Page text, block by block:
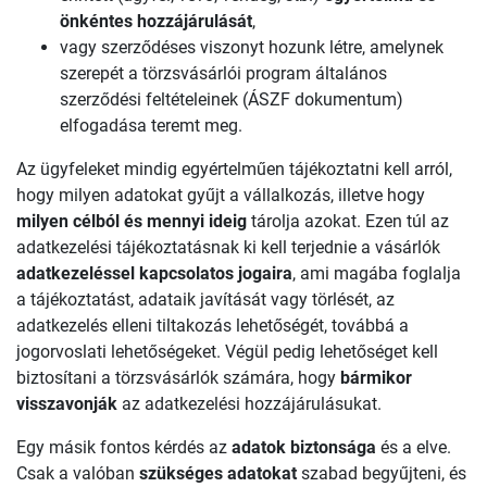
önkéntes hozzájárulását,
vagy szerződéses viszonyt hozunk létre, amelynek
szerepét a törzsvásárlói program általános
szerződési feltételeinek (ÁSZF dokumentum)
elfogadása teremt meg.
Az ügyfeleket mindig egyértelműen tájékoztatni kell arról,
hogy milyen adatokat gyűjt a vállalkozás, illetve hogy
milyen célból és mennyi ideig tárolja azokat. Ezen túl az
adatkezelési tájékoztatásnak ki kell terjednie a vásárlók
adatkezeléssel kapcsolatos jogaira, ami magába foglalja
a tájékoztatást, adataik javítását vagy törlését, az
adatkezelés elleni tiltakozás lehetőségét, továbbá a
jogorvoslati lehetőségeket. Végül pedig lehetőséget kell
biztosítani a törzsvásárlók számára, hogy bármikor
visszavonják az adatkezelési hozzájárulásukat.
Egy másik fontos kérdés az adatok biztonsága és a elve.
Csak a valóban szükséges adatokat szabad begyűjteni, és